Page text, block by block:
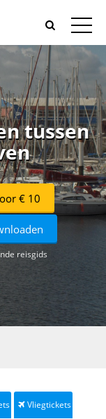
tussen
€ 10
reisgids
Vliegtickets